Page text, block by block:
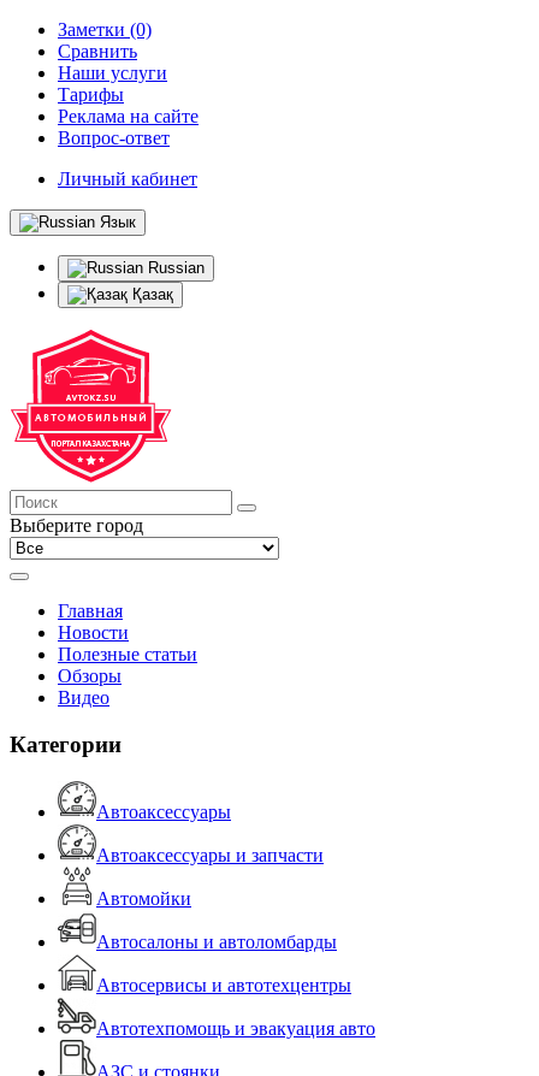
Заметки (0)
Сравнить
Наши услуги
Тарифы
Реклама на сайте
Вопрос-ответ
Личный кабинет
Язык
Russian
Қазақ
Выберите город
Главная
Новости
Полезные статьи
Обзоры
Видео
Категории
Автоаксессуары
Автоаксессуары и запчасти
Автомойки
Автосалоны и автоломбарды
Автосервисы и автотехцентры
Автотехпомощь и эвакуация авто